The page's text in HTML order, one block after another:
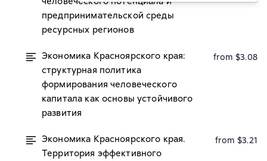
предпринимательской среды
ресурсных регионов
Экономика Красноярского края:
структурная политика
формирования человеческого
капитала как основы устойчивого
развития
from $3.08
Экономика Красноярского края.
Территория эффективного
from $3.21